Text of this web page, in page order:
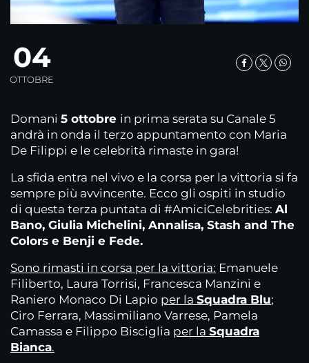
04
OTTOBRE
Domani 5 ottobre in prima serata su Canale 5
andrà in onda il terzo appuntamento con Maria
De Filippi e le celebrità rimaste in gara!
La sfida entra nel vivo e la corsa per la vittoria si fa
sempre più avvincente. Ecco gli ospiti in studio
di questa terza puntata di #AmiciCelebrities: Al
Bano, Giulia Michelini, Annalisa, Stash and The
Colors e Benji e Fede.
Sono rimasti in corsa per la vittoria: Emanuele
Filiberto, Laura Torrisi, Francesca Manzini e
Raniero Monaco Di Lapio per la Squadra Blu;
Ciro Ferrara, Massimiliano Varrese, Pamela
Camassa e Filippo Bisciglia per la Squadra
Bianca.